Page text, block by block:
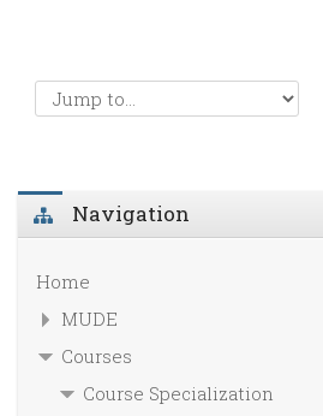
Navigation
Home
MUDE
Courses
Course Specialization